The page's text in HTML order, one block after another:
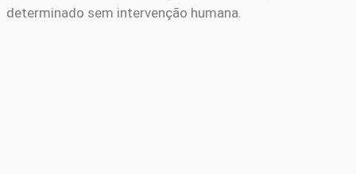
determinado sem intervenção humana.